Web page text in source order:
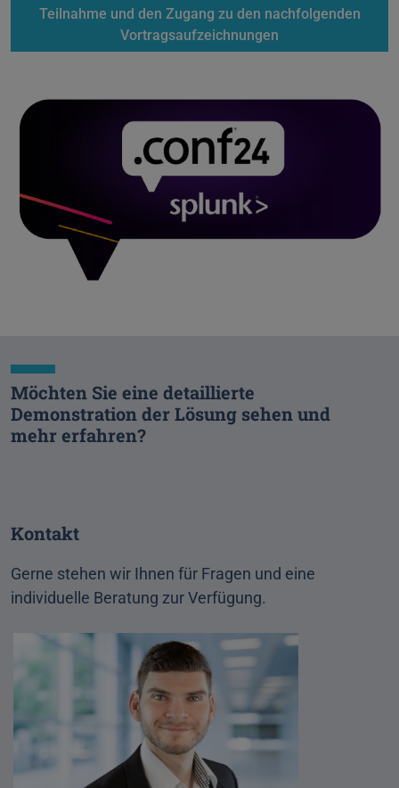
Teilnahme und den Zugang zu den nachfolgenden
Vortragsaufzeichnungen
Möchten Sie eine detaillierte
Demonstration der Lösung sehen und
mehr erfahren?
Kontakt
Gerne stehen wir Ihnen für Fragen und eine
individuelle Beratung zur Verfügung.